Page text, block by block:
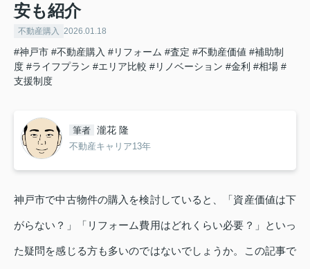
安も紹介
不動産購入 2026.01.18
#神戸市 #不動産購入 #リフォーム #査定 #不動産価値 #補助制
度 #ライフプラン #エリア比較 #リノベーション #金利 #相場 #
支援制度
筆者 瀧花 隆
不動産キャリア13年
神戸市で中古物件の購入を検討していると、「資産価値は下
がらない？」「リフォーム費用はどれくらい必要？」といっ
た疑問を感じる方も多いのではないでしょうか。この記事で